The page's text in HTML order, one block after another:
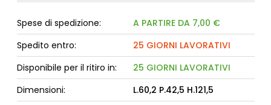
Spese di spedizione:
A PARTIRE DA 7,00 €
Spedito entro:
25 GIORNI LAVORATIVI
Disponibile per il ritiro in:
25 GIORNI LAVORATIVI
Dimensioni:
L.60,2 P.42,5 H.121,5